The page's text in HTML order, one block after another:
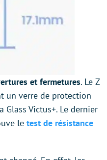
et fermetures. Le Z
un verre de protection
Glass Victus+. Le dernier
le test de résistance